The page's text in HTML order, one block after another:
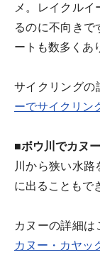
メ。レイクル
るのに不向き
ートも数多くあ
サイクリングの
ーでサイクリン
■ボウ川でカヌー
川から狭い水
に出ることもで
カヌーの詳細は
カヌー・カヤッ